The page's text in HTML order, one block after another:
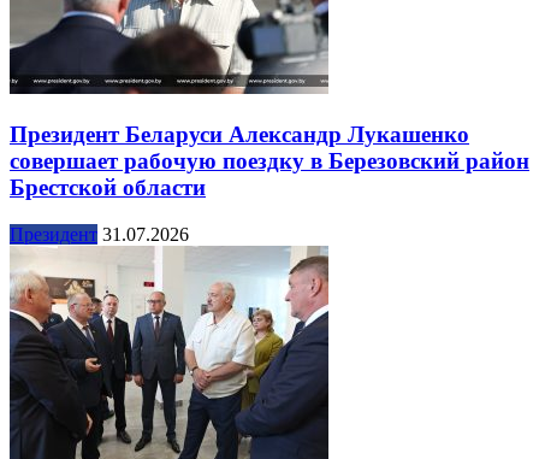
Президент Беларуси Александр Лукашенко
совершает рабочую поездку в Березовский район
Брестской области
Президент 31.07.2026